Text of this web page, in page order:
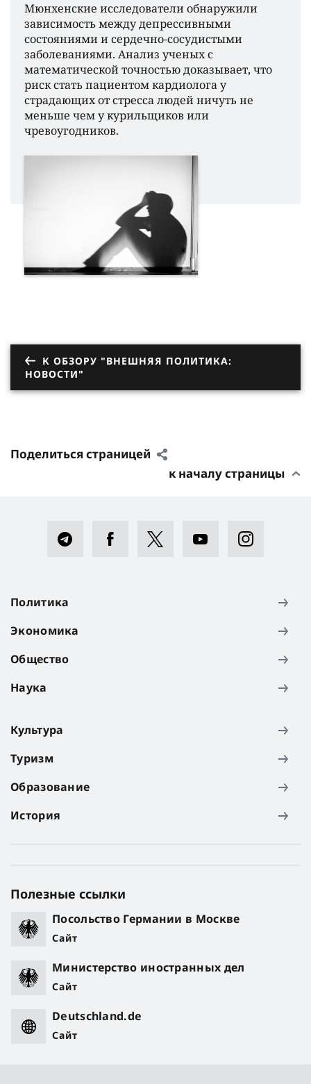
Мюнхенские исследователи обнаружили
зависимость между депрессивными
состояниями и сердечно-сосудистыми
заболеваниями. Анализ ученых с
математической точностью доказывает, что
риск стать пациентом кардиолога у
страдающих от стресса людей ничуть не
меньше чем у курильщиков или
чревоугодников.
К ОБЗОРУ "ВНЕШНЯЯ ПОЛИТИКА:
НОВОСТИ"
Поделиться страницей
к началу страницы
Политика
Экономика
Общество
Наука
Культура
Туризм
Образование
История
Полезные ссылки
Посольство Германии в Москве
Сайт
Министерство иностранных дел
Сайт
Deutschland.de
Сайт